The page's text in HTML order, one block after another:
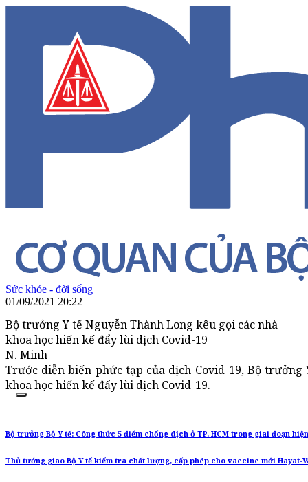
Sức khỏe - đời sống
01/09/2021 20:22
Bộ trưởng Y tế Nguyễn Thành Long kêu gọi các nhà
khoa học hiến kế đẩy lùi dịch Covid-19
N. Minh
Trước diễn biến phức tạp của dịch Covid-19, Bộ
khoa học hiến kế đẩy lùi dịch Covid-19.
Bộ trưởng Bộ Y tế: Công thức 5 điểm chống dịch ở TP. HCM trong giai đoạn
Thủ tướng giao Bộ Y tế kiểm tra chất lượng, cấp phép cho vaccine mới Hayat-